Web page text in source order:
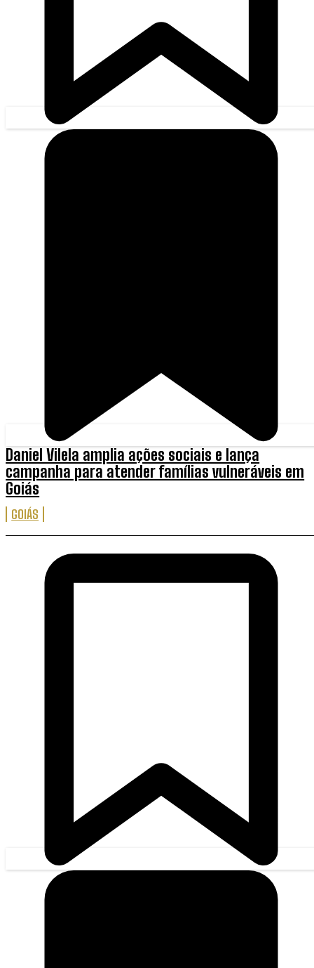
Daniel Vilela amplia ações sociais e lança
campanha para atender famílias vulneráveis em
Goiás
GOIÁS